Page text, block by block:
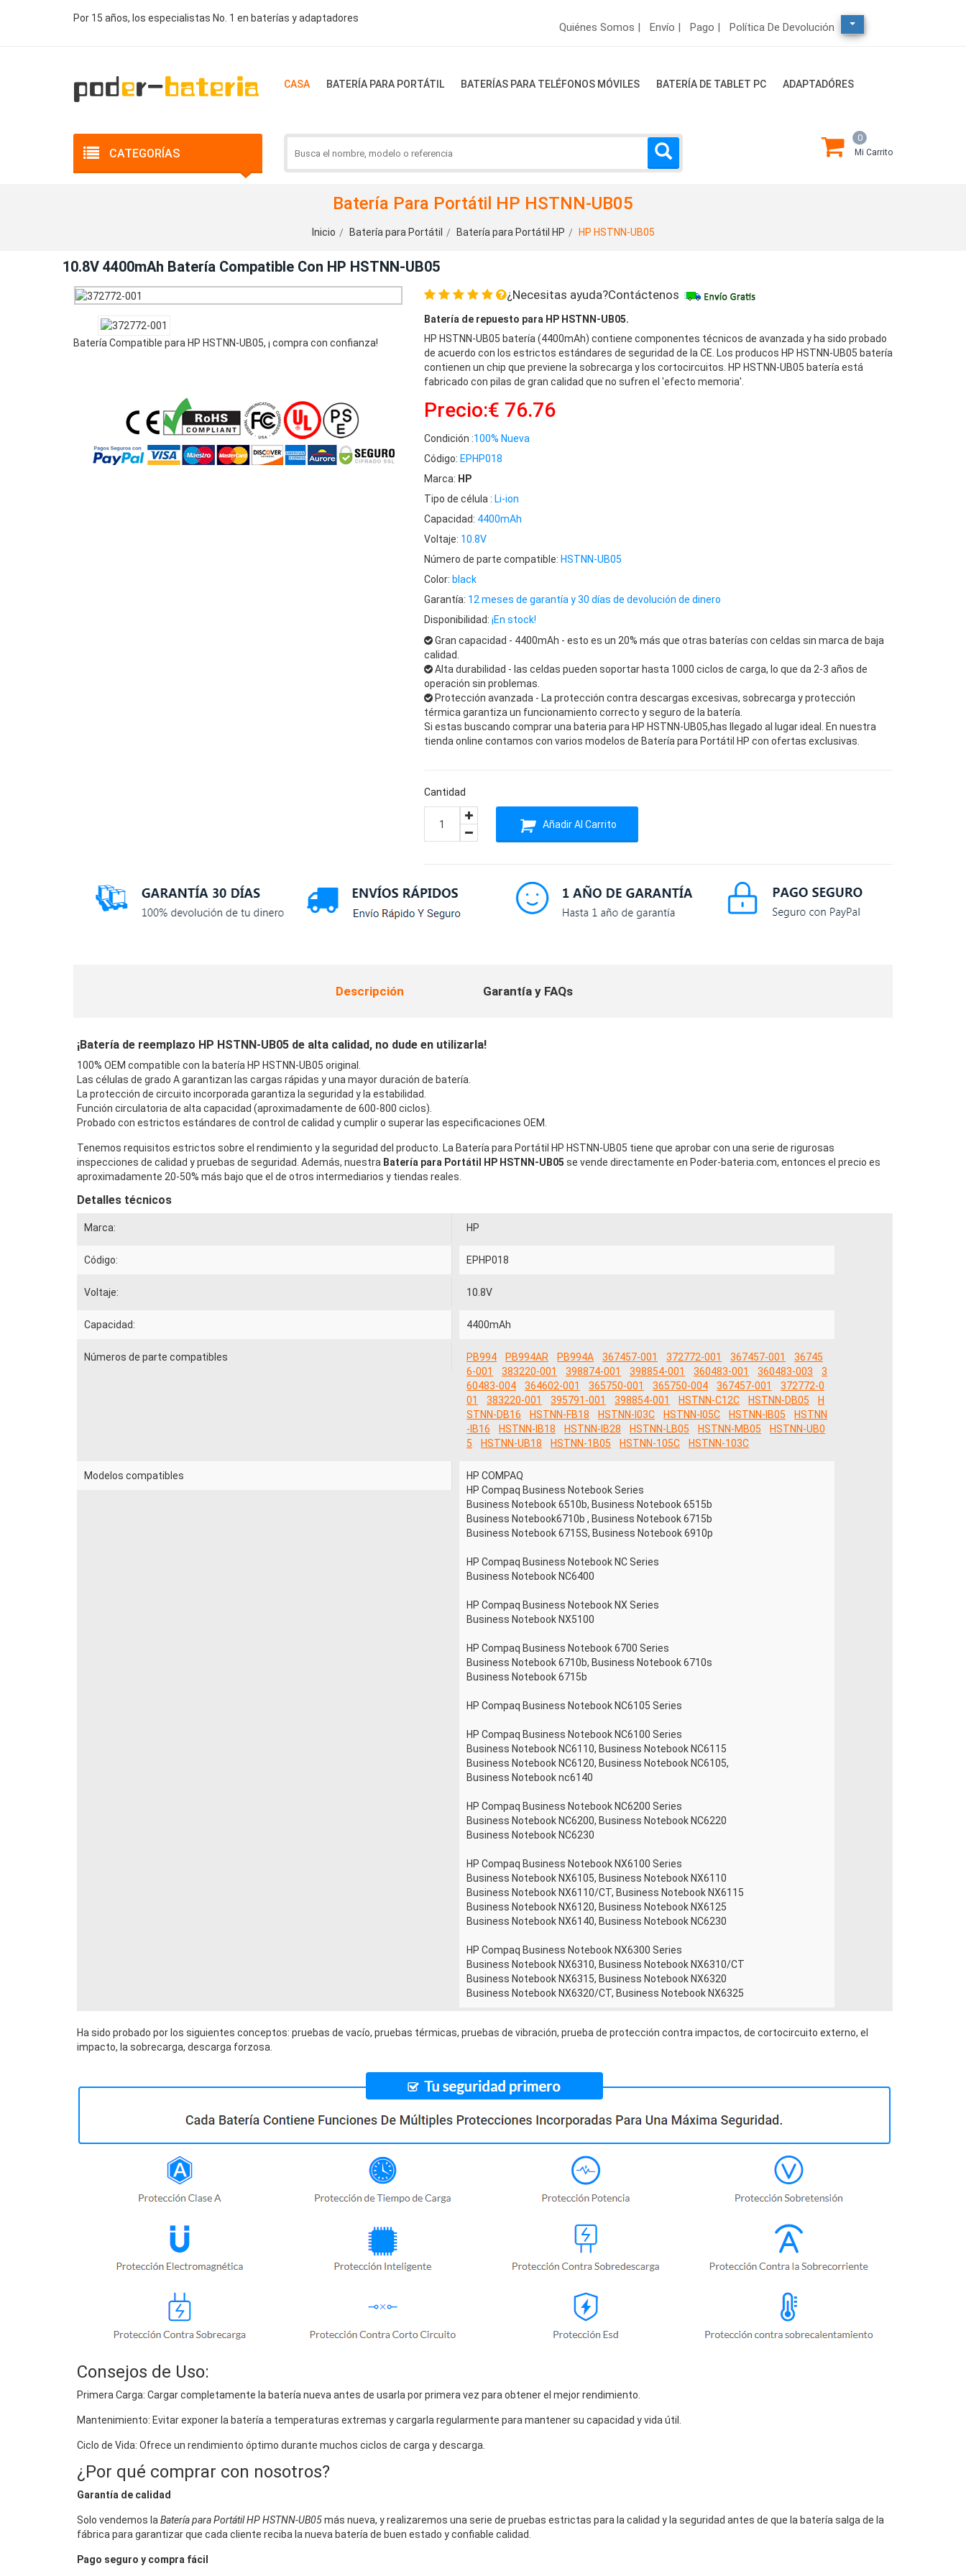
Por 15 años, los especialistas No. 1 en baterías y adaptadores
Quiénes Somos | Envío | Pago | Política De Devolución
CASA BATERÍA PARA PORTÁTIL BATERÍAS PARA TELÉFONOS MÓVILES BATERÍA DE TABLET PC ADAPTADÓRES
CATEGORÍAS
0
Mi Carrito
Batería Para Portátil HP HSTNN-UB05
Inicio Batería para Portátil Batería para Portátil HP HP HSTNN-UB05
10.8V 4400mAh Batería Compatible Con HP HSTNN-UB05
Batería Compatible para HP HSTNN-UB05, ¡ compra con confianza!
¿Necesitas ayuda?Contáctenos
Batería de repuesto para HP HSTNN-UB05.
HP HSTNN-UB05 batería (4400mAh) contiene componentes técnicos de avanzada y ha sido probado
de acuerdo con los estrictos estándares de seguridad de la CE. Los producos HP HSTNN-UB05 batería
contienen un chip que previene la sobrecarga y los cortocircuitos. HP HSTNN-UB05 batería está
fabricado con pilas de gran calidad que no sufren el 'efecto memoria'.
Precio:€ 76.76
Condición :100% Nueva
Código: EPHP018
Marca: HP
Tipo de célula : Li-ion
Capacidad: 4400mAh
Voltaje: 10.8V
Número de parte compatible: HSTNN-UB05
Color: black
Garantía: 12 meses de garantía y 30 días de devolución de dinero
Disponibilidad: ¡En stock!
Gran capacidad - 4400mAh - esto es un 20% más que otras baterías con celdas sin marca de baja
calidad.
Alta durabilidad - las celdas pueden soportar hasta 1000 ciclos de carga, lo que da 2-3 años de
operación sin problemas.
Protección avanzada - La protección contra descargas excesivas, sobrecarga y protección
térmica garantiza un funcionamiento correcto y seguro de la batería.
Si estas buscando comprar una bateria para HP HSTNN-UB05,has llegado al lugar ideal. En nuestra
tienda online contamos con varios modelos de Batería para Portátil HP con ofertas exclusivas.
Cantidad
Añadir Al Carrito
Descripción Garantía y FAQs
¡Batería de reemplazo HP HSTNN-UB05 de alta calidad, no dude en utilizarla!
100% OEM compatible con la batería HP HSTNN-UB05 original.
Las células de grado A garantizan las cargas rápidas y una mayor duración de batería.
La protección de circuito incorporada garantiza la seguridad y la estabilidad.
Función circulatoria de alta capacidad (aproximadamente de 600-800 ciclos).
Probado con estrictos estándares de control de calidad y cumplir o superar las especificaciones OEM.
Tenemos requisitos estrictos sobre el rendimiento y la seguridad del producto. La Batería para Portátil HP HSTNN-UB05 tiene que aprobar con una serie de rigurosas
inspecciones de calidad y pruebas de seguridad. Además, nuestra Batería para Portátil HP HSTNN-UB05 se vende directamente en Poder-bateria.com, entonces el precio es
aproximadamente 20-50% más bajo que el de otros intermediarios y tiendas reales.
Detalles técnicos
Marca: HP
Código: EPHP018
Voltaje: 10.8V
Capacidad: 4400mAh
Números de parte compatibles PB994 PB994AR PB994A 367457-001 372772-001 367457-001
36745
6-001
383220-001 398874-001 398854-001 360483-001 360483-003
3
60483-004
364602-001 365750-001 365750-004 367457-001
372772-0
01
383220-001 395791-001 398854-001 HSTNN-C12C HSTNN-DB05
H
STNN-DB16
HSTNN-FB18 HSTNN-I03C HSTNN-I05C HSTNN-IB05
HSTNN
-IB16
HSTNN-IB18 HSTNN-IB28 HSTNN-LB05 HSTNN-MB05
HSTNN-UB0
5
HSTNN-UB18 HSTNN-1B05 HSTNN-105C HSTNN-103C
Modelos compatibles
HP COMPAQ
HP Compaq Business Notebook Series
Business Notebook 6510b, Business Notebook 6515b
Business Notebook6710b , Business Notebook 6715b
Business Notebook 6715S, Business Notebook 6910p
HP Compaq Business Notebook NC Series
Business Notebook NC6400
HP Compaq Business Notebook NX Series
Business Notebook NX5100
HP Compaq Business Notebook 6700 Series
Business Notebook 6710b, Business Notebook 6710s
Business Notebook 6715b
HP Compaq Business Notebook NC6105 Series
HP Compaq Business Notebook NC6100 Series
Business Notebook NC6110, Business Notebook NC6115
Business Notebook NC6120, Business Notebook NC6105,
Business Notebook nc6140
HP Compaq Business Notebook NC6200 Series
Business Notebook NC6200, Business Notebook NC6220
Business Notebook NC6230
HP Compaq Business Notebook NX6100 Series
Business Notebook NX6105, Business Notebook NX6110
Business Notebook NX6110/CT, Business Notebook NX6115
Business Notebook NX6120, Business Notebook NX6125
Business Notebook NX6140, Business Notebook NC6230
HP Compaq Business Notebook NX6300 Series
Business Notebook NX6310, Business Notebook NX6310/CT
Business Notebook NX6315, Business Notebook NX6320
Business Notebook NX6320/CT, Business Notebook NX6325
Ha sido probado por los siguientes conceptos: pruebas de vacío, pruebas térmicas, pruebas de vibración, prueba de protección contra impactos, de cortocircuito externo, el
impacto, la sobrecarga, descarga forzosa.
Consejos de Uso:
Primera Carga: Cargar completamente la batería nueva antes de usarla por primera vez para obtener el mejor rendimiento.
Mantenimiento: Evitar exponer la batería a temperaturas extremas y cargarla regularmente para mantener su capacidad y vida útil.
Ciclo de Vida: Ofrece un rendimiento óptimo durante muchos ciclos de carga y descarga.
¿Por qué comprar con nosotros?
Garantía de calidad
Solo vendemos laBatería para Portátil HP HSTNN-UB05más nueva, y realizaremos una serie de pruebas estrictas para la calidad y la seguridad antes de que la batería salga de la
fábrica para garantizar que cada cliente reciba la nueva batería de buen estado y confiable calidad.
Pago seguro y compra fácil